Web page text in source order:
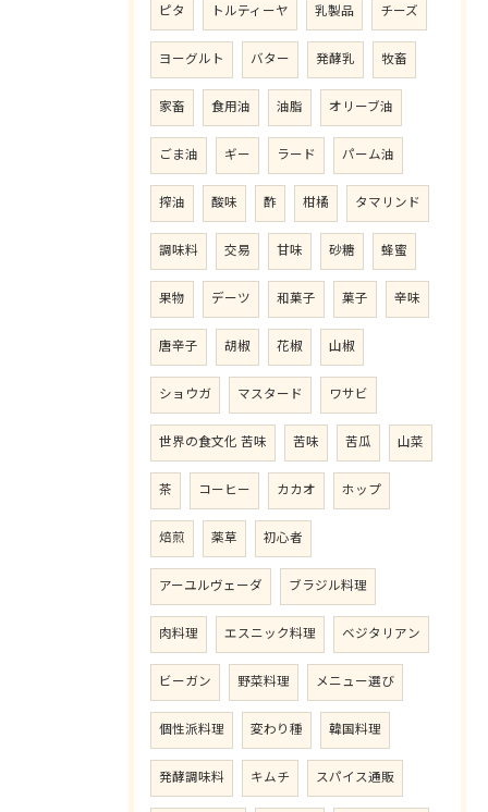
ピタ トルティーヤ 乳製品 チーズ
ヨーグルト バター 発酵乳 牧畜
家畜 食用油 油脂 オリーブ油
ごま油 ギー ラード パーム油
搾油 酸味 酢 柑橘 タマリンド
調味料 交易 甘味 砂糖 蜂蜜
果物 デーツ 和菓子 菓子 辛味
唐辛子 胡椒 花椒 山椒
ショウガ マスタード ワサビ
世界の食文化 苦味 苦味 苦瓜 山菜
茶 コーヒー カカオ ホップ
焙煎 薬草 初心者
アーユルヴェーダ ブラジル料理
肉料理 エスニック料理 ベジタリアン
ビーガン 野菜料理 メニュー選び
個性派料理 変わり種 韓国料理
発酵調味料 キムチ スパイス通販